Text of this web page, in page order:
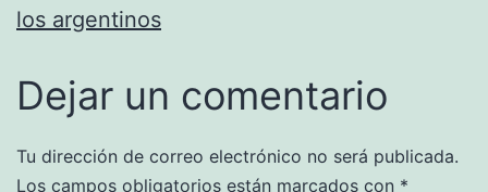
los argentinos
Dejar un comentario
Tu dirección de correo electrónico no será publicada.
Los campos obligatorios están marcados con *